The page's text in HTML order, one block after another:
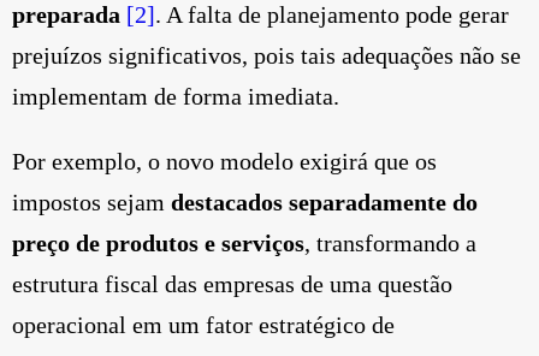
preparada [2]. A falta de planejamento pode gerar
prejuízos significativos, pois tais adequações não se
implementam de forma imediata.
Por exemplo, o novo modelo exigirá que os
impostos sejam destacados separadamente do
preço de produtos e serviços, transformando a
estrutura fiscal das empresas de uma questão
operacional em um fator estratégico de